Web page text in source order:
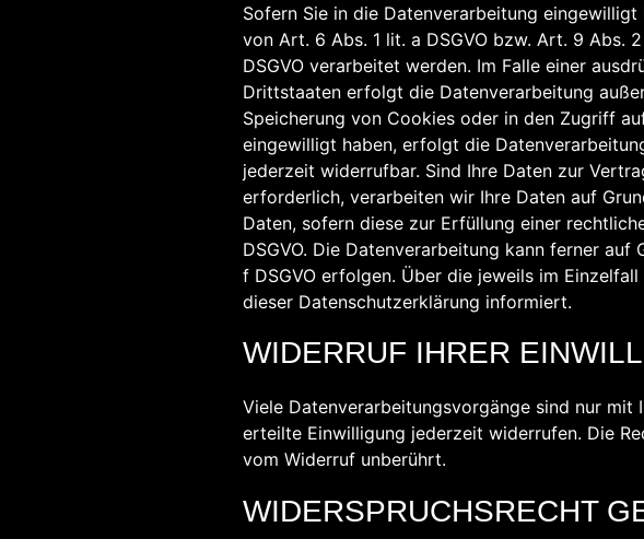
Sofern Sie in die Datenverarbeitung
von Art. 6 Abs. 1 lit. a DSGVO bzw. Art. 9 Abs.
DSGVO verarbeitet werden. Im Falle einer
Drittstaaten erfolgt die Datenverarbeitung
Speicherung von Cookies oder in den Zugriff
eingewilligt haben, erfolgt die
jederzeit widerrufbar. Sind Ihre Daten zur
erforderlich, verarbeiten wir Ihre Daten auf
Daten, sofern diese zur Erfüllung einer
DSGVO. Die Datenverarbeitung kann ferner
f DSGVO erfolgen. Über die jeweils im
dieser Datenschutzerklärung informiert.
WIDERRUF IHRER
Viele Datenverarbeitungsvorgänge sind nur
erteilte Einwilligung jederzeit widerrufen. Die
vom Widerruf unberührt.
WIDERSPRUCHSRECHT